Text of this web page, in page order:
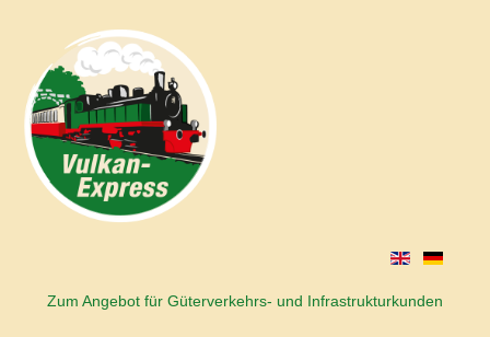
Zum Angebot für Güterverkehrs- und Infrastrukturkunden